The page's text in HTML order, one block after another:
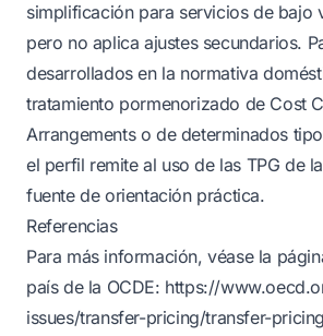
simplificación para servicios de bajo
pero no aplica ajustes secundarios.
desarrollados en la normativa
tratamiento pormenorizado de Cost
Arrangements o de determinados
el perfil remite al uso de las TPG de
fuente de orientación práctica.
Referencias
Para más información, véase la
país de la OCDE: https://
issues/transfer-pricing/transfer-